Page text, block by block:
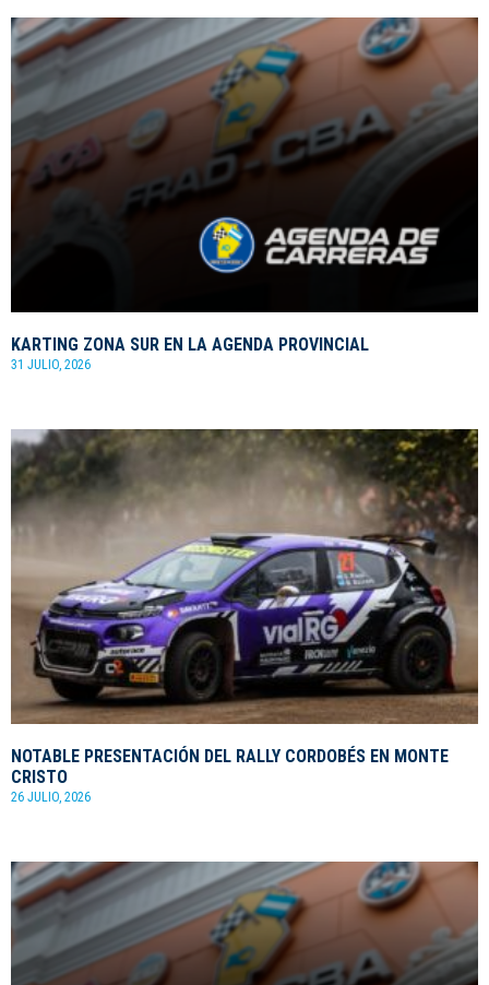
KARTING ZONA SUR EN LA AGENDA PROVINCIAL
31 JULIO, 2026
NOTABLE PRESENTACIÓN DEL RALLY CORDOBÉS EN MONTE
CRISTO
26 JULIO, 2026